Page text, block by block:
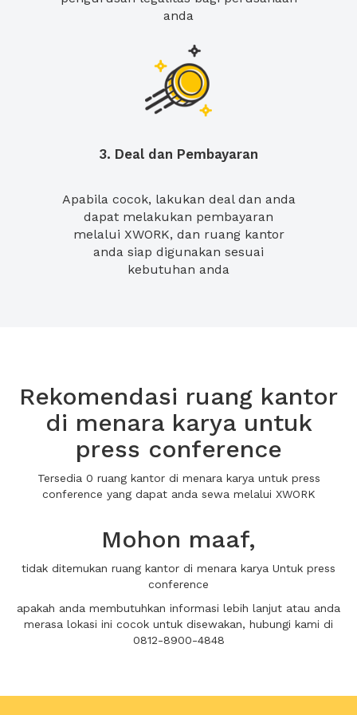
anda
3. Deal dan Pembayaran
Apabila cocok, lakukan deal dan anda
dapat melakukan pembayaran
melalui XWORK, dan ruang kantor
anda siap digunakan sesuai
kebutuhan anda
Rekomendasi ruang kantor
di menara karya untuk
press conference
Tersedia 0 ruang kantor di menara karya untuk press
conference yang dapat anda sewa melalui XWORK
Mohon maaf,
tidak ditemukan ruang kantor di menara karya Untuk press
conference
apakah anda membutuhkan informasi lebih lanjut atau anda
merasa lokasi ini cocok untuk disewakan, hubungi kami di
0812-8900-4848